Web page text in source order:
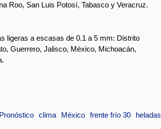
Roo, San Luis Potosí, Tabasco y Veracruz.
ligeras a escasas de 0.1 a 5 mm: Distrito
Guerrero, Jalisco, México, Michoacán,
Pronóstico clima México frente frío 30 heladas